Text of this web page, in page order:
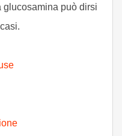
glucosamina può dirsi